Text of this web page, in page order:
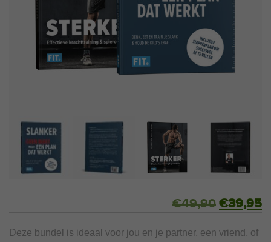
€49,90 €39,95
Deze bundel is ideaal voor jou en je partner, een vriend, of